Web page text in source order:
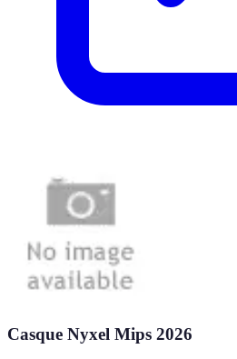
Casque Nyxel Mips 2026